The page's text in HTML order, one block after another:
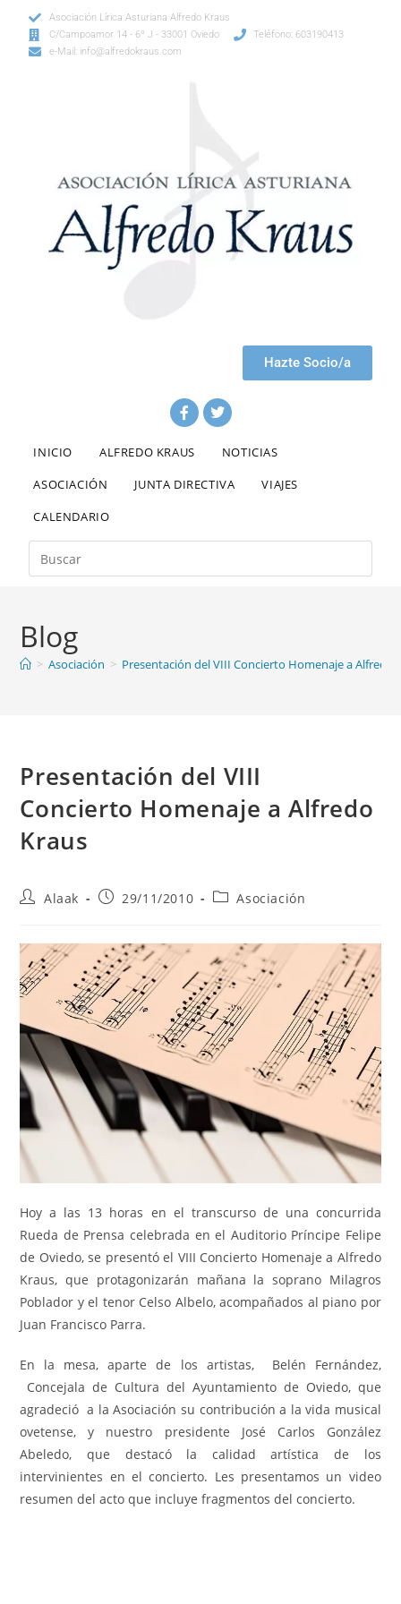
Asociación Lírica Asturiana Alfredo Kraus
C/Campoamor 14 - 6º J - 33001 Oviedo
Teléfono: 603190413
e-Mail: info@alfredokraus.com
Hazte Socio/a
INICIO ALFREDO KRAUS
NOTICIAS
ASOCIACIÓN
JUNTA DIRECTIVA
VIAJES
CALENDARIO
Blog
> Asociación > Presentación del VIII Concierto Homenaje a Alfredo
Presentación del VIII
Concierto Homenaje a Alfredo
Kraus
Alaak 29/11/2010 Asociación
Hoy a las 13 horas en el transcurso de una concurrida
Rueda de Prensa celebrada en el Auditorio Príncipe Felipe
de Oviedo, se presentó el VIII Concierto Homenaje a Alfredo
Kraus, que protagonizarán mañana la soprano Milagros
Poblador y el tenor Celso Albelo, acompañados al piano por
Juan Francisco Parra.
En la mesa, aparte de los artistas, Belén Fernández,
Concejala de Cultura del Ayuntamiento de Oviedo, que
agradeció a la Asociación su contribución a la vida musical
ovetense, y nuestro presidente José Carlos González
Abeledo, que destacó la calidad artística de los
intervinientes en el concierto. Les presentamos un video
resumen del acto que incluye fragmentos del concierto.